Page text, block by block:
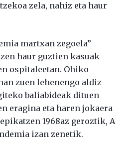
zela, nahiz eta haur
martxan zegoela”
haur guztien kasuak
ospitaleetan. Ohiko
zuen lehenengo aldiz
baliabideak dituen
eragina eta haren jokaera
1968az geroztik, A
izan zenetik.